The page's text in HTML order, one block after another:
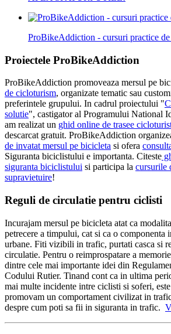
ProBikeAddiction - cursuri practice de
Proiectele ProBikeAddiction
ProBikeAddiction promoveaza mersul pe
de cicloturism, organizate tematic sau
preferintele grupului. In cadrul proiectului "
solutie", castigator al Programului National
am realizat un ghid online de trasee
descarcat gratuit. ProBikeAddiction
de invatat mersul pe bicicleta si ofera
Siguranta biciclistului e importanta. Citeste
siguranta biciclistului si participa la cursurile
supravietuire!
Reguli de circulatie pentru ciclisti
Incurajam mersul pe bicicleta atat ca
petrecere a timpului, cat si ca o componenta
urbane. Fiti vizibili in trafic, purtati casca si
circulatie. Pentru o reimprospatare a
dintre cele mai importante idei din
Codului Rutier. Tinand cont ca in ultima
mai multe incidente intre ciclisti si soferi,
promovam un comportament civilizat in
despre cum poti sa fii in siguranta in trafic.